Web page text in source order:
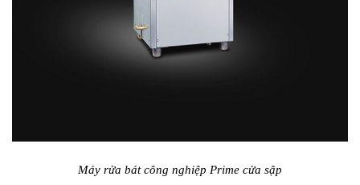
Máy rửa bát công nghiệp Prime cửa sập